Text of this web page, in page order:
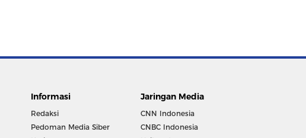
Informasi
Redaksi
Pedoman Media Siber
Jaringan Media
CNN Indonesia
CNBC Indonesia